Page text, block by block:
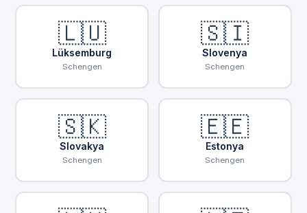
🇱🇺
Lüksemburg
Schengen
🇸🇮
Slovenya
Schengen
🇸🇰
Slovakya
Schengen
🇪🇪
Estonya
Schengen